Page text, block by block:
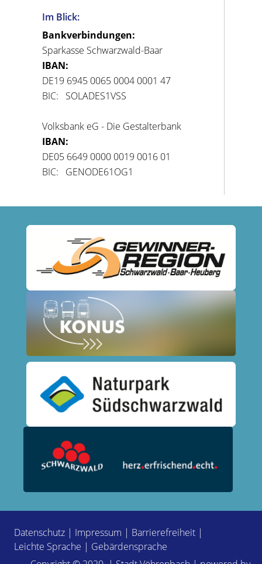
Im Blick:
Bankverbindungen:
Sparkasse Schwarzwald-Baar
IBAN:
DE19 6945 0065 0004 0001 47
BIC: SOLADES1VSS
Volksbank eG - Die Gestalterbank
IBAN:
DE05 6649 0000 0019 0016 01
BIC: GENODE61OG1
Datenschutz | Impressum | Barrierefreiheit |
Leichte Sprache | Gebärdensprache